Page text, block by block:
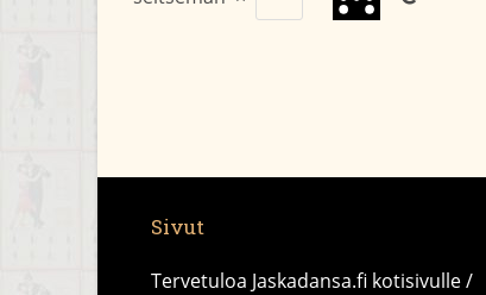
Sivut
Tervetuloa Jaskadansa.fi kotisivulle /